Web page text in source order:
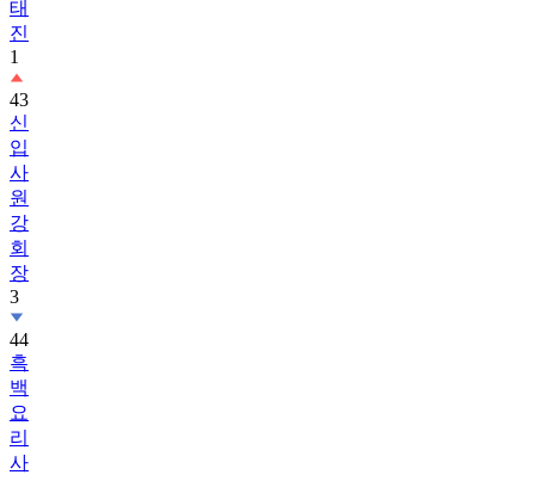
1
43
신
입
사
원
강
회
장
3
44
흑
백
요
리
사
45